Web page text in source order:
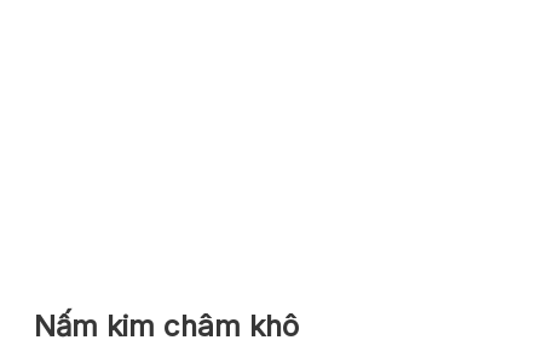
Nấm kim châm khô